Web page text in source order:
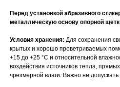
Перед установкой абразивного
металлическую основу опорной
Условия хранения: Для сохранения
крытых и хорошо проветриваемых
+15 до +25 °С и относительной
воздействия источников тепла,
чрезмерной влаги. Важно не